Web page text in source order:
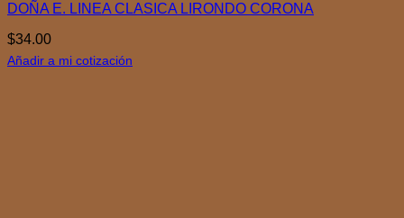
DOÑA E. LINEA CLASICA LIRONDO CORONA
$34.00
Añadir a mi cotización